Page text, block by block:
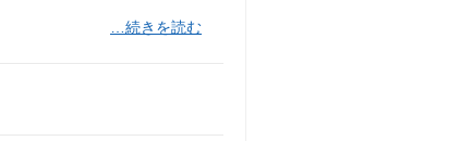
…続きを読む